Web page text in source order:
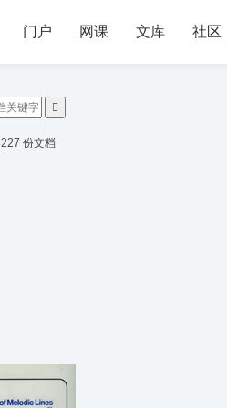
门户 网课 文库 社区

份文档